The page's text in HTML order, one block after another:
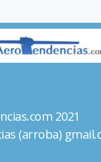
(arroba)